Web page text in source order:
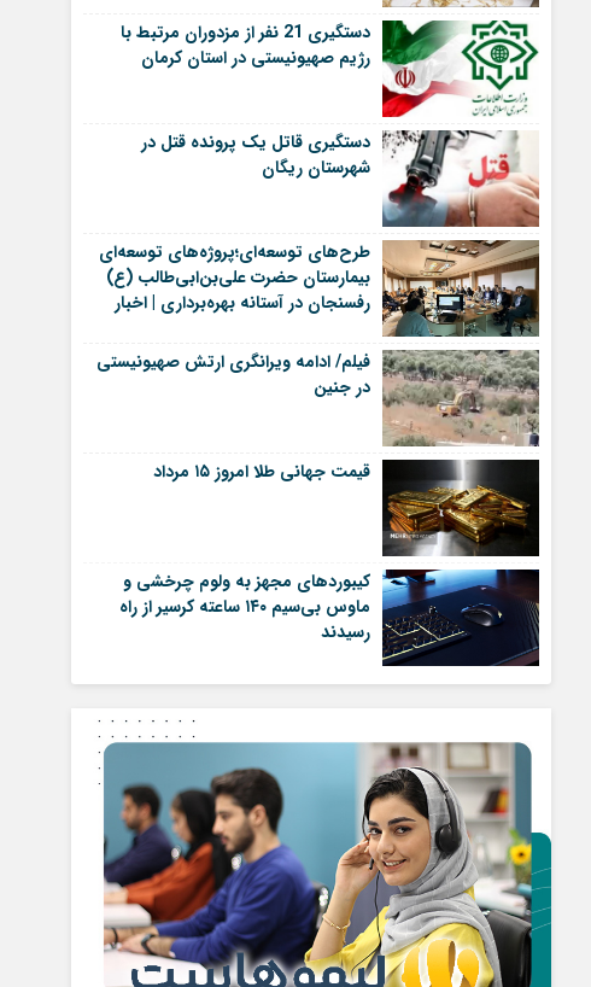
دستگیری 21 نفر از مزدوران مرتبط با
رژیم صهیونیستی در استان کرمان
دستگیری قاتل یک پرونده قتل در
شهرستان ریگان
طرح‌های توسعه‌ای؛پروژه‌های توسعه‌ای
بیمارستان حضرت علی‌بن‌ابی‌طالب (ع)
رفسنجان در آستانه بهره‌برداری | اخبار
فیلم/ ادامه ویرانگری ارتش صهیونیستی
در جنین
قیمت جهانی طلا امروز ۱۵ مرداد
کیبوردهای مجهز به ولوم چرخشی و
ماوس بی‌سیم ۱۴۰ ساعته کرسیر از راه
رسیدند